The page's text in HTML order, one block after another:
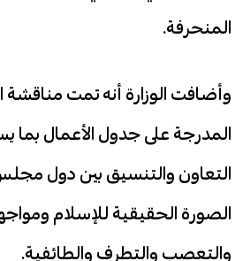
المنحرفة.
وأضافت الوزارة أنه تمت
المدرجة على جدول الأعمال بما
التعاون والتنسيق بين دول مجلس
الصورة الحقيقية للإسلام
والتعصب والتطرف والطائفية.